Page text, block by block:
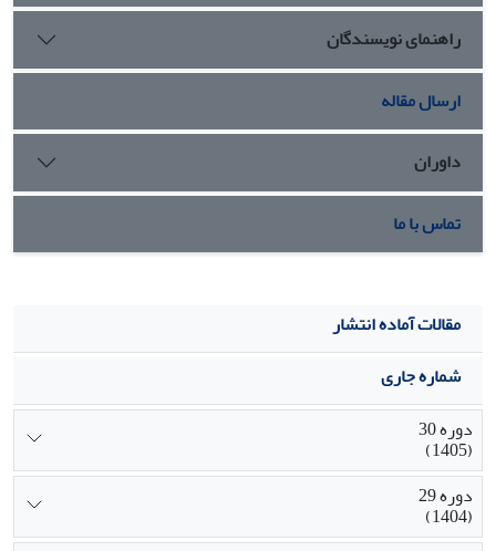
راهنمای نویسندگان
ارسال مقاله
داوران
تماس با ما
مقالات آماده انتشار
شماره جاری
دوره 30
(1405)
دوره 29
(1404)